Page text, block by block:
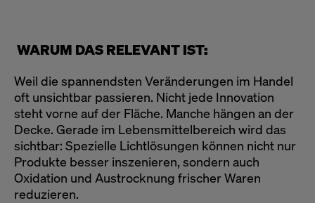
WARUM DAS RELEVANT IST:
Weil die spannendsten Veränderungen im Handel
oft unsichtbar passieren. Nicht jede Innovation
steht vorne auf der Fläche. Manche hängen an der
Decke. Gerade im Lebensmittelbereich wird das
sichtbar: Spezielle Lichtlösungen können nicht nur
Produkte besser inszenieren, sondern auch
Oxidation und Austrocknung frischer Waren
reduzieren.